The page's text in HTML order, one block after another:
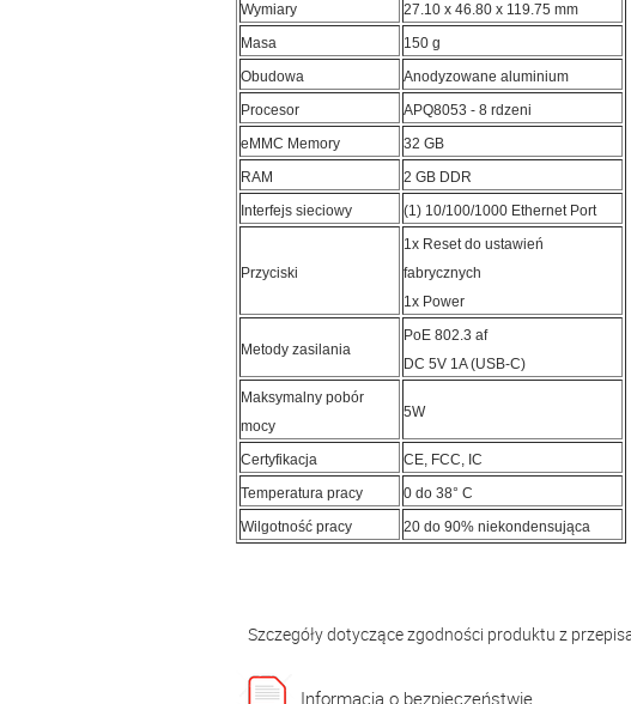
Wymiary
27.10 x 46.80 x 119.75 mm
Masa
150 g
Obudowa
Anodyzowane aluminium
Procesor
APQ8053 - 8 rdzeni
eMMC Memory
32 GB
RAM
2 GB DDR
Interfejs sieciowy
(1) 10/100/1000 Ethernet Port
Przyciski
1x Reset do ustawień
fabrycznych
1x Power
Metody zasilania
PoE 802.3 af
DC 5V 1A (USB-C)
Maksymalny pobór
mocy
5W
Certyfikacja
CE, FCC, IC
Temperatura pracy
0 do 38° C
Wilgotność pracy
20 do 90% niekondensująca
Szczegóły dotyczące zgodności produktu z
Informacja o bezpieczeństwie